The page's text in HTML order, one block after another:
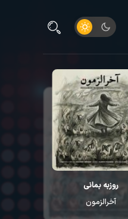
روزبه بمانی
آخرالزمون